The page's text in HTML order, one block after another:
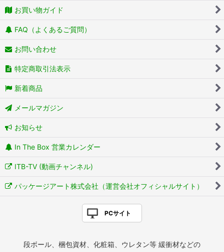
お買い物ガイド
FAQ（よくあるご質問）
お問い合わせ
特定商取引法表示
新着商品
メールマガジン
お知らせ
In The Box 営業カレンダー
ITB-TV (動画チャンネル)
パッケージアート株式会社（運営会社オフィシャルサイト）
PCサイト
段ボール、梱包資材、化粧箱、ウレタン等 緩衝材などの